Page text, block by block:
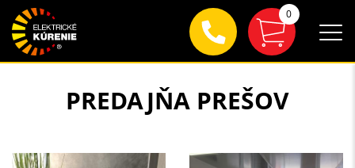
PREDAJŇA PREŠOV
0